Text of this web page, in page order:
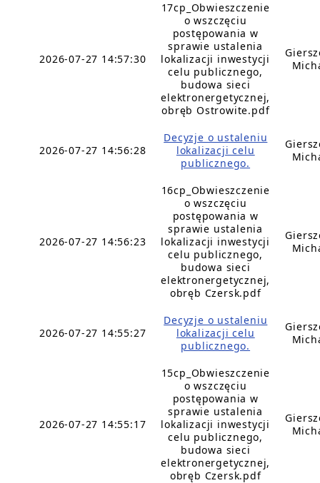
2026-07-27 14:57:30
17cp_Obwieszczenie
o wszczęciu
postępowania w
sprawie ustalenia
lokalizacji inwestycji
celu publicznego,
budowa sieci
elektronergetycznej,
obręb Ostrowite.pdf
2026-07-27 14:56:28
Decyzje o ustaleniu
lokalizacji celu
publicznego.
2026-07-27 14:56:23
16cp_Obwieszczenie
o wszczęciu
postępowania w
sprawie ustalenia
lokalizacji inwestycji
celu publicznego,
budowa sieci
elektronergetycznej,
obręb Czersk.pdf
2026-07-27 14:55:27
Decyzje o ustaleniu
lokalizacji celu
publicznego.
2026-07-27 14:55:17
15cp_Obwieszczenie
o wszczęciu
postępowania w
sprawie ustalenia
lokalizacji inwestycji
celu publicznego,
budowa sieci
elektronergetycznej,
obręb Czersk.pdf